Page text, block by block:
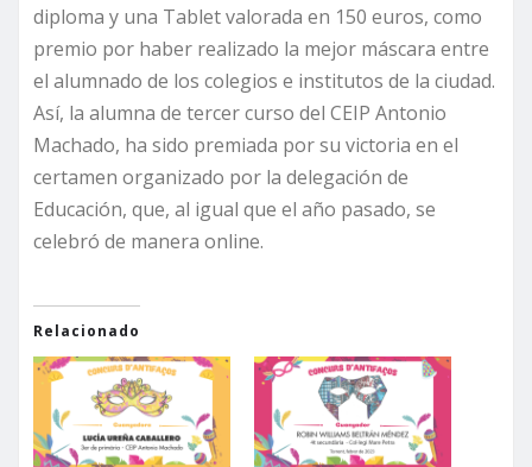
diploma y una Tablet valorada en 150 euros, como
premio por haber realizado la mejor máscara entre
el alumnado de los colegios e institutos de la ciudad.
Así, la alumna de tercer curso del CEIP Antonio
Machado, ha sido premiada por su victoria en el
certamen organizado por la delegación de
Educación, que, al igual que el año pasado, se
celebró de manera online.
Relacionado